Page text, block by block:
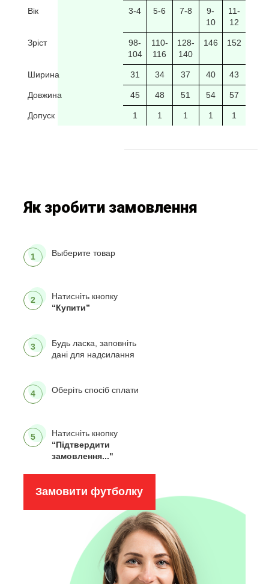
Вік 3-4 5-6 7-8
9-
10
11-
12
Зріст
98-
104
110-
116
128-
140
146 152
Ширина 31 34 37 40 43
Довжина 45 48 51 54 57
Допуск 1 1 1 1 1
Як зробити замовлення
1 Выберите товар
2
Натисніть кнопку
“Купити”
3
Будь ласка, заповніть
дані для надсилання
4 Оберіть спосіб сплати
5
Натисніть кнопку
“Підтвердити
замовлення..."
Замовити футболку